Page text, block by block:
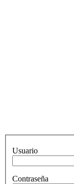
Usuario
Contraseña